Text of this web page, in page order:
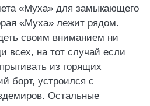
«Муха» для замыкающего
«Муха» лежит рядом.
своим вниманием ни
всех, на тот случай если
из горящих
борт, устроился с
Остальные